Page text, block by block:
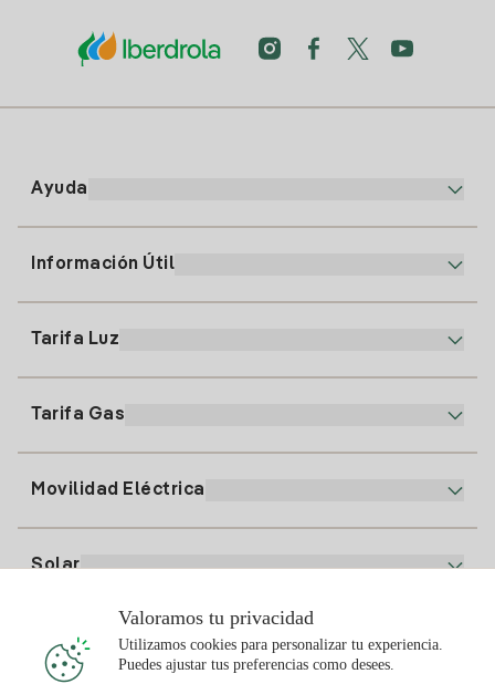
Ayuda
91 919 52 73
clientes@tuiberdrola.es
Información Útil
Alta Gas
Tarifa Luz
Precio de la luz hoy
Tarifa Gas
Movilidad Eléctrica
Solar
Plan Solar
Te interesa
Valoramos tu privacidad
Utilizamos cookies para personalizar tu experiencia.
Puedes ajustar tus preferencias como desees.